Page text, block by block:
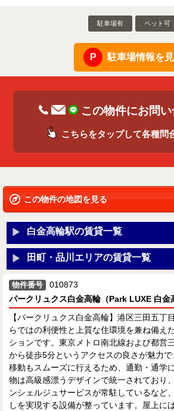
駐車場有 ペット可
駐車場情報を
この物件にお問い
こちらをタップして各種問
この物件の地図を見る
白金高輪駅の賃貸一覧
田町・品川エリアの賃貸一覧
物件番号
010873
パークリュクス白金高輪（Park LUXE 白金
【パークリュクス白金高輪】港区三田五丁
らではの利便性と上質な住環境を兼ね備え
ションです。東京メトロ南北線および都営
から徒歩5分というアクセスの良さが魅力
移動もスムーズに行えるため、通勤・通学
物は高級感漂うデザインで統一されており
ンシェルジュサービスが常駐しているなど
しを実現する設備が整っています。屋上に